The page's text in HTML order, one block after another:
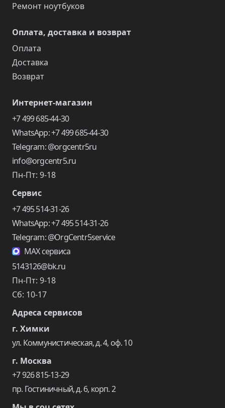
Ремонт ноутбуков
Оплата, доставка и возврат
Оплата
Доставка
Возврат
Интернет-магазин
+7 499 685-44-30
WhatsApp: +7 499 685-44-30
Telegram: @orgcentr5ru
info@orgcentr5.ru
Пн-Пт: 9-18
Сервис
+7 495 514-31-26
WhatsApp: +7 495 514-31-26
Telegram: @OrgCentr5service
MAX сервиса
5143126@bk.ru
Пн-Пт: 9-18
Сб: 10-17
Адреса сервисов
г. Химки
ул. Коммунистическая, д. 4, оф. 10
г. Москва
+7 926 815-13-29
пр. Гостиничный, д. 6, корп. 2